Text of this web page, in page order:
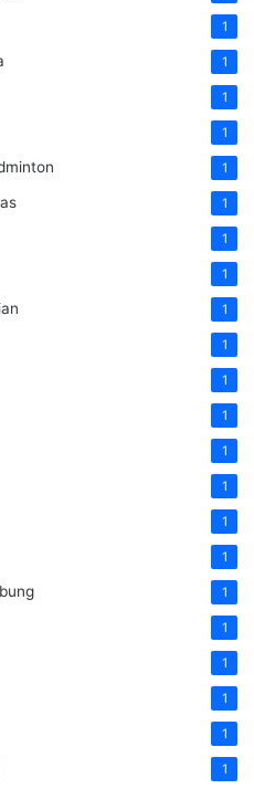
1
1
1
1
1
1
1
1
1
1
1
1
1
1
1
1
1
1
1
1
1
1